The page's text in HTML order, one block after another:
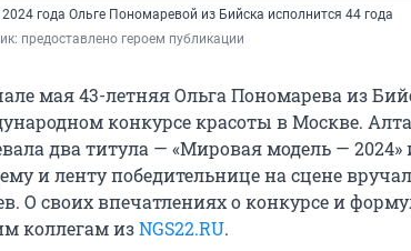
года Ольге Пономаревой из Бийска исполнится 44 года
предоставлено героем публикации
мая 43-летняя Ольга Пономарева из
конкурсе красоты в Москве.
два титула — «Мировая модель —
и ленту победительнице на сцене
О своих впечатлениях о конкурсе и
коллегам изNGS22.RU.